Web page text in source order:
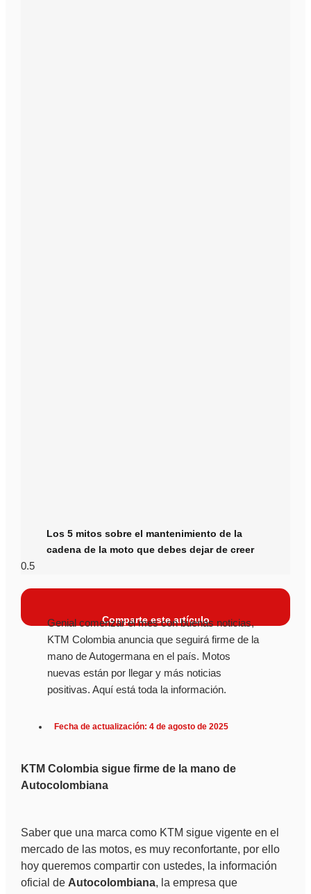
Los 5 mitos sobre el mantenimiento de la
cadena de la moto que debes dejar de creer
Comparte este artículo
Genial comenzar el mes con buenas noticias,
KTM Colombia anuncia que seguirá firme de la
mano de Autogermana en el país. Motos
nuevas están por llegar y más noticias
positivas. Aquí está toda la información.
Fecha de actualización: 4 de agosto de 2025
KTM Colombia sigue firme de la mano de
Autocolombiana
Saber que una marca como KTM sigue vigente en el
mercado de las motos, es muy reconfortante, por ello
hoy queremos compartir con ustedes, la información
oficial de Autocolombiana, la empresa que